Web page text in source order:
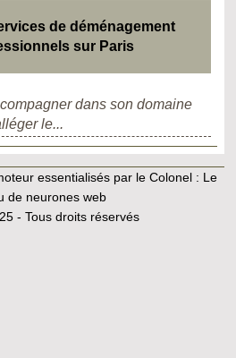
de déménagement
sur Paris
dans son domaine
le...
essentialisés par le Colonel : Le
de neurones web
- Tous droits réservés